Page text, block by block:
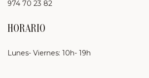
974 70 23 82
HORARIO
Lunes- Viernes: 10h- 19h